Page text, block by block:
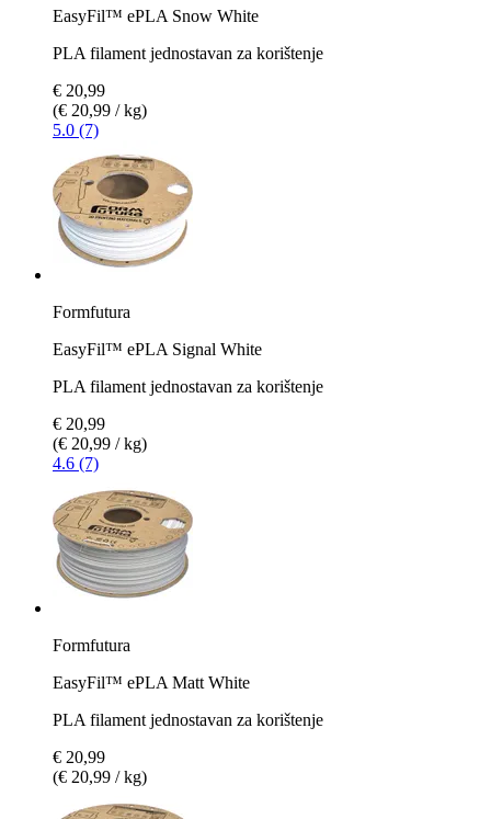
EasyFil™ ePLA Snow White
PLA filament jednostavan za korištenje
€ 20,99
(€ 20,99 / kg)
5.0 (7)
Formfutura
EasyFil™ ePLA Signal White
PLA filament jednostavan za korištenje
€ 20,99
(€ 20,99 / kg)
4.6 (7)
Formfutura
EasyFil™ ePLA Matt White
PLA filament jednostavan za korištenje
€ 20,99
(€ 20,99 / kg)